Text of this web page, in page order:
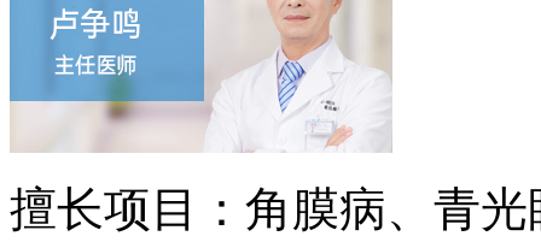
擅长项目： 角膜病、青